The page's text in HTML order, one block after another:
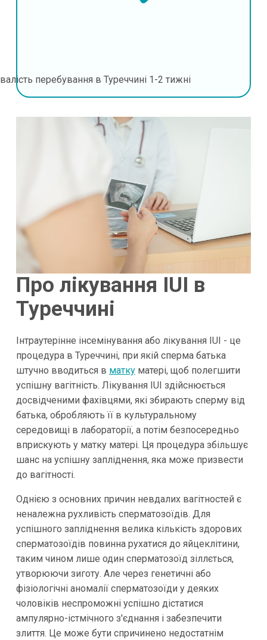
перебування в Туреччині 1-2 тижні
Про лікування IUI в
Туреччині
Інтраутерінне інсемінування або лікування IUI - це
процедура в Туреччині, при якій сперма батька
штучно вводиться в маткуматері, щоб полегшити
успішну вагітність. Лікування IUI здійснюється
досвідченими фахівцями, які збирають сперму від
батька, обробляють її в культуральному
середовищі в лабораторії, а потім безпосередньо
вприскують у матку матері. Ця процедура збільшує
шанс на успішну запліднення, яка може призвести
до вагітності.
Однією з основних причин невдалих вагітностей є
неналежна рухливість сперматозоїдів. Для
успішного запліднення велика кількість здорових
сперматозоїдів повинна рухатися до яйцеклітини,
таким чином лише один сперматозоїд зіллється,
утворюючи зиготу. Але через генетичні або
фізіологічні аномалії сперматозоїди у деяких
чоловіків неспроможні успішно дістатися
ампулярно-істмічного з'єднання і забезпечити
злиття. Це може бути спричинено недостатнім